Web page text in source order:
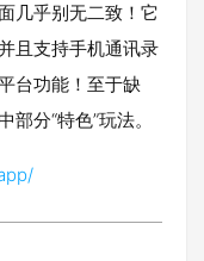
几乎别无二致！它
且支持手机通讯录
台功能！至于缺
分“特色”玩法。